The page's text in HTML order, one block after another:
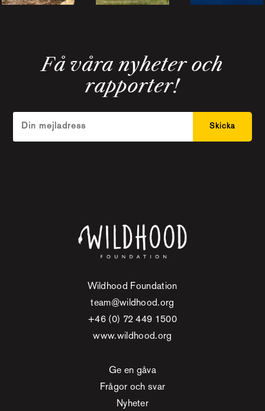
Få våra nyheter och
rapporter!
Wildhood Foundation
team@wildhood.org
+46 (0) 72 449 1500
www.wildhood.org
Ge en gåva
Frågor och svar
Nyheter